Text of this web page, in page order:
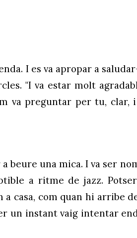
I es va apropar a
"I va estar molt
va preguntar per tu,
una mica. I va ser
a ritme de jazz.
casa, com quan hi arribe
un instant vaig intentar